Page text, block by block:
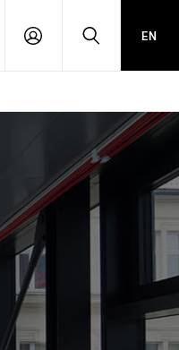
PŘIHLÁSITHLEDAT
EN